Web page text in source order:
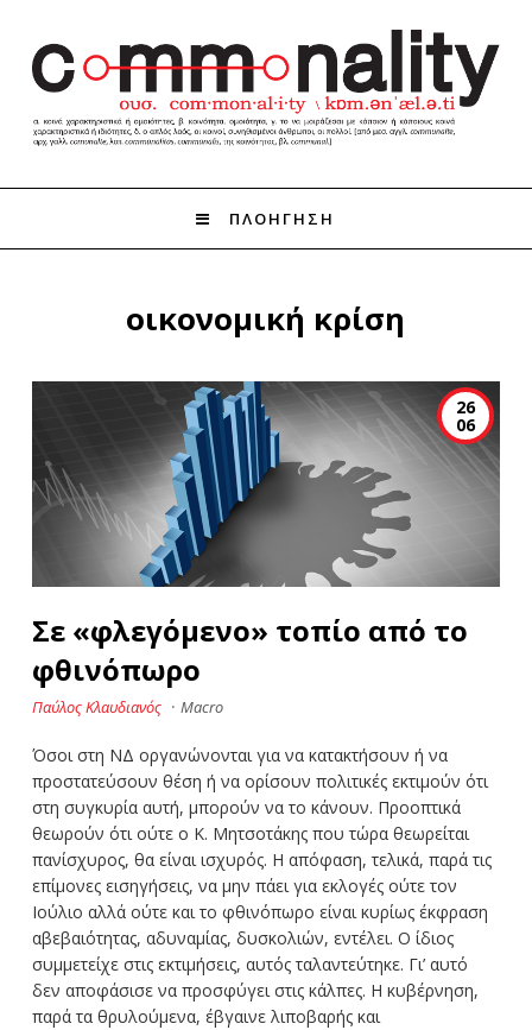
ΠΛΟΗΓΗΣΗ
οικονομική κρίση
26
06
Σε «φλεγόμενο» τοπίο από το
φθινόπωρο
Παύλος Κλαυδιανός · Macro
Όσοι στη ΝΔ οργανώνονται για να κατακτήσουν ή να
προστατεύσουν θέση ή να ορίσουν πολιτικές εκτιμούν ότι
στη συγκυρία αυτή, μπορούν να το κάνουν. Προοπτικά
θεωρούν ότι ούτε ο Κ. Μητσοτάκης που τώρα θεωρείται
πανίσχυρος, θα είναι ισχυρός. Η απόφαση, τελικά, παρά τις
επίμονες εισηγήσεις, να μην πάει για εκλογές ούτε τον
Ιούλιο αλλά ούτε και το φθινόπωρο είναι κυρίως έκφραση
αβεβαιότητας, αδυναμίας, δυσκολιών, εντέλει. Ο ίδιος
συμμετείχε στις εκτιμήσεις, αυτός ταλαντεύτηκε. Γι’ αυτό
δεν αποφάσισε να προσφύγει στις κάλπες. Η κυβέρνηση,
παρά τα θρυλούμενα, έβγαινε λιποβαρής και